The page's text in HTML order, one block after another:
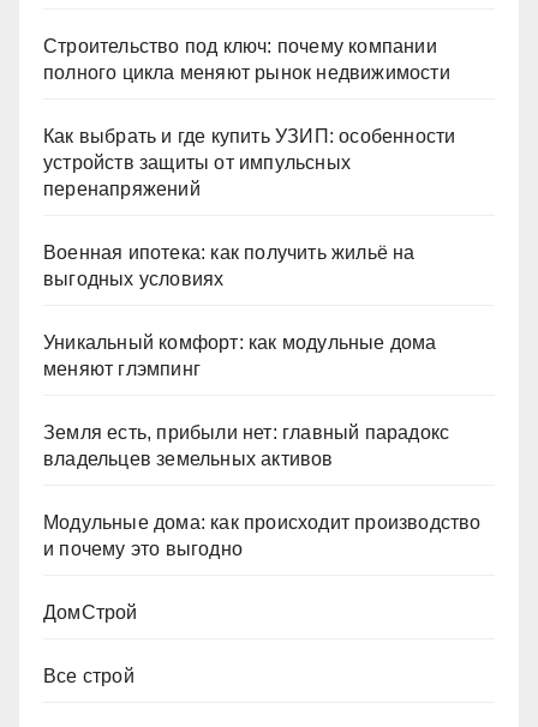
Строительство под ключ: почему компании
полного цикла меняют рынок недвижимости
Как выбрать и где купить УЗИП: особенности
устройств защиты от импульсных
перенапряжений
Военная ипотека: как получить жильё на
выгодных условиях
Уникальный комфорт: как модульные дома
меняют глэмпинг
Земля есть, прибыли нет: главный парадокс
владельцев земельных активов
Модульные дома: как происходит производство
и почему это выгодно
ДомСтрой
Все строй